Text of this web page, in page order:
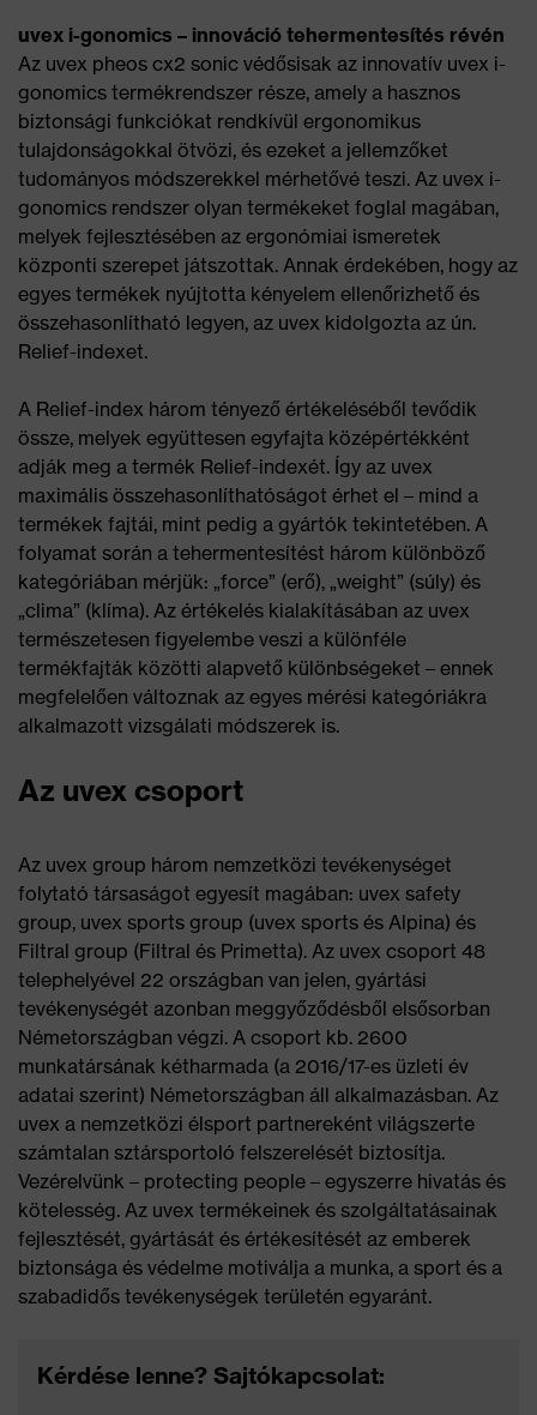
uvex i-gonomics – innováció tehermentesítés révén
Az uvex pheos cx2 sonic védősisak az innovatív uvex i-
gonomics termékrendszer része, amely a hasznos
biztonsági funkciókat rendkívül ergonomikus
tulajdonságokkal ötvözi, és ezeket a jellemzőket
tudományos módszerekkel mérhetővé teszi. Az uvex i-
gonomics rendszer olyan termékeket foglal magában,
melyek fejlesztésében az ergonómiai ismeretek
központi szerepet játszottak. Annak érdekében, hogy az
egyes termékek nyújtotta kényelem ellenőrizhető és
összehasonlítható legyen, az uvex kidolgozta az ún.
Relief-indexet.
A Relief-index három tényező értékeléséből tevődik
össze, melyek együttesen egyfajta középértékként
adják meg a termék Relief-indexét. Így az uvex
maximális összehasonlíthatóságot érhet el – mind a
termékek fajtái, mint pedig a gyártók tekintetében. A
folyamat során a tehermentesítést három különböző
kategóriában mérjük: „force” (erő), „weight” (súly) és
„clima” (klíma). Az értékelés kialakításában az uvex
természetesen figyelembe veszi a különféle
termékfajták közötti alapvető különbségeket – ennek
megfelelően változnak az egyes mérési kategóriákra
alkalmazott vizsgálati módszerek is.
Az uvex csoport
Az uvex group három nemzetközi tevékenységet
folytató társaságot egyesít magában: uvex safety
group, uvex sports group (uvex sports és Alpina) és
Filtral group (Filtral és Primetta). Az uvex csoport 48
telephelyével 22 országban van jelen, gyártási
tevékenységét azonban meggyőződésből elsősorban
Németországban végzi. A csoport kb. 2600
munkatársának kétharmada (a 2016/17-es üzleti év
adatai szerint) Németországban áll alkalmazásban. Az
uvex a nemzetközi élsport partnereként világszerte
számtalan sztársportoló felszerelését biztosítja.
Vezérelvünk – protecting people – egyszerre hivatás és
kötelesség. Az uvex termékeinek és szolgáltatásainak
fejlesztését, gyártását és értékesítését az emberek
biztonsága és védelme motiválja a munka, a sport és a
szabadidős tevékenységek területén egyaránt.
Kérdése lenne? Sajtókapcsolat: